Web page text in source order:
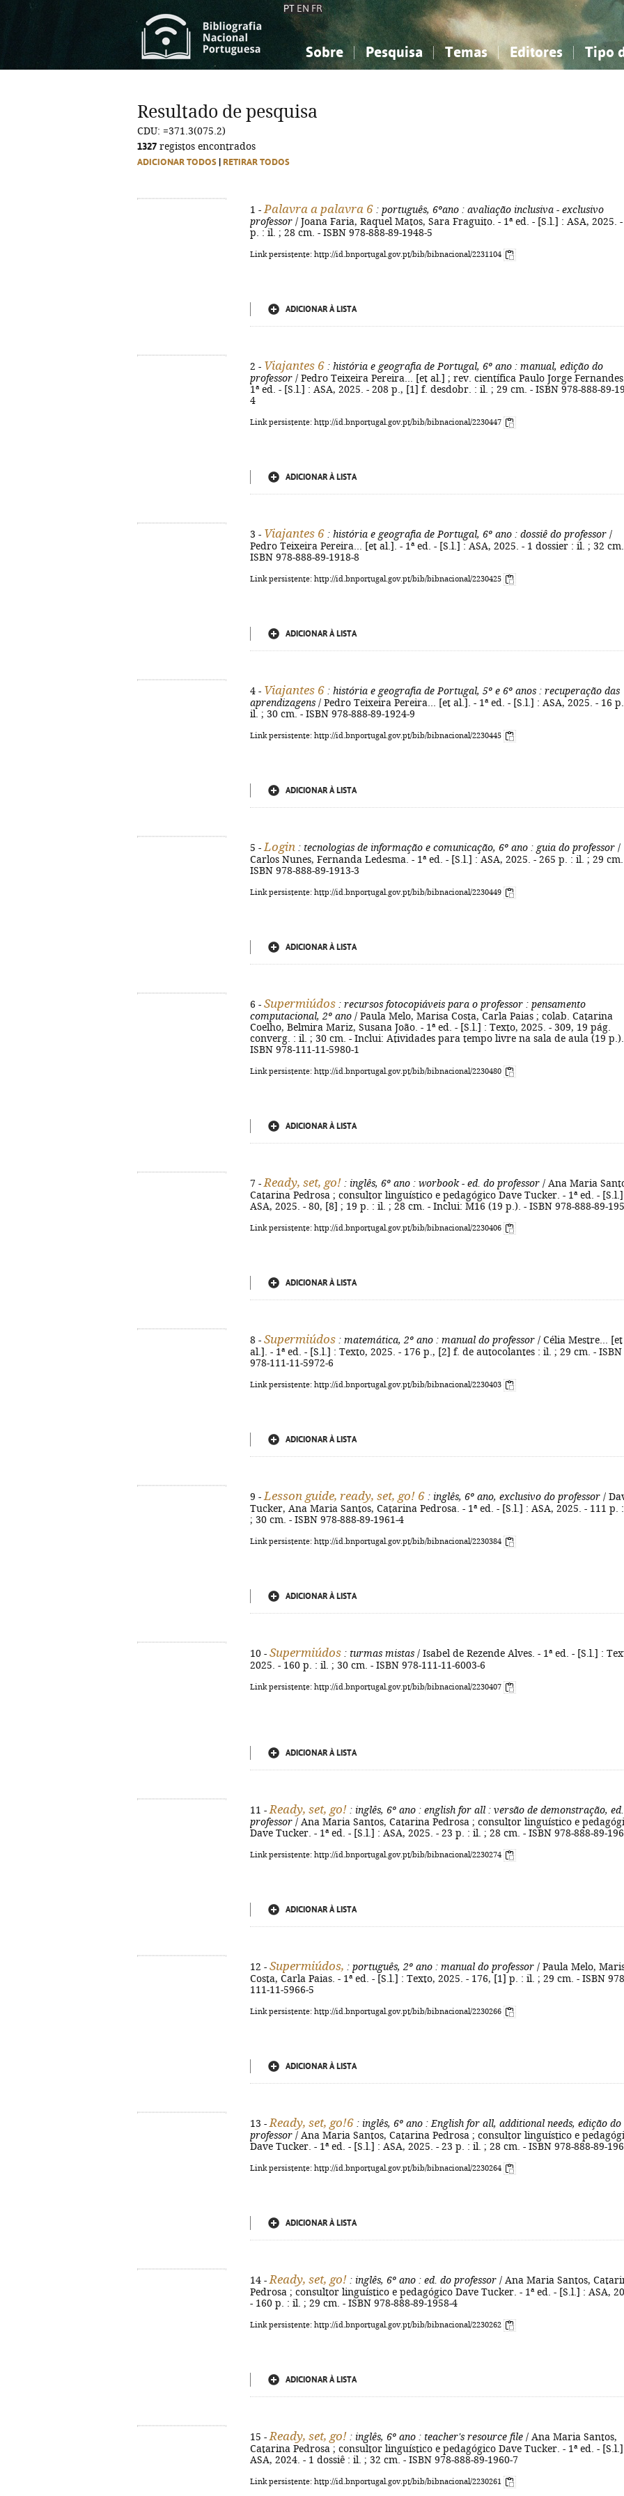
PT EN FR
Sobre Pesquisa Temas
Ciências sociais...
Editores Tipo
Ciências sociais...
Resultado de pesquisa
CDU: =371.3(075.2)
1327 registos encontrados
ADICIONAR TODOS RETIRAR TODOS
1 - Palavra a palavra 6 : português, 6ºano : avaliação inclusiva - exclusivo
professor / Joana Faria, Raquel Matos, Sara Fraguito. - 1ª ed. - [S.l.] : ASA, 2025.
p. : il. ; 28 cm. - ISBN 978-888-89-1948-5
Link persistente: http://id.bnportugal.gov.pt/bib/bibnacional/2231104
ADICIONAR À LISTA
2 - Viajantes 6 : história e geografia de Portugal, 6º ano : manual, edição do
professor / Pedro Teixeira Pereira... [et al.] ; rev. científica Paulo Jorge
1ª ed. - [S.l.] : ASA, 2025. - 208 p., [1] f. desdobr. : il. ; 29 cm. - ISBN 978-888-89-
4
Link persistente: http://id.bnportugal.gov.pt/bib/bibnacional/2230447
ADICIONAR À LISTA
3 - Viajantes 6 : história e geografia de Portugal, 6º ano : dossiê do professor /
Pedro Teixeira Pereira... [et al.]. - 1ª ed. - [S.l.] : ASA, 2025. - 1 dossier : il. ; 32
ISBN 978-888-89-1918-8
Link persistente: http://id.bnportugal.gov.pt/bib/bibnacional/2230425
ADICIONAR À LISTA
4 - Viajantes 6 : história e geografia de Portugal, 5º e 6º anos : recuperação das
aprendizagens / Pedro Teixeira Pereira... [et al.]. - 1ª ed. - [S.l.] : ASA, 2025. - 16
il. ; 30 cm. - ISBN 978-888-89-1924-9
Link persistente: http://id.bnportugal.gov.pt/bib/bibnacional/2230445
ADICIONAR À LISTA
5 - Login : tecnologias de informação e comunicação, 6º ano : guia do professor /
Carlos Nunes, Fernanda Ledesma. - 1ª ed. - [S.l.] : ASA, 2025. - 265 p. : il. ; 29
ISBN 978-888-89-1913-3
Link persistente: http://id.bnportugal.gov.pt/bib/bibnacional/2230449
ADICIONAR À LISTA
6 - Supermiúdos : recursos fotocopiáveis para o professor : pensamento
computacional, 2º ano / Paula Melo, Marisa Costa, Carla Paias ; colab. Catarina
Coelho, Belmira Mariz, Susana João. - 1ª ed. - [S.l.] : Texto, 2025. - 309, 19 pág.
converg. : il. ; 30 cm. - Inclui: Atividades para tempo livre na sala de aula (19
ISBN 978-111-11-5980-1
Link persistente: http://id.bnportugal.gov.pt/bib/bibnacional/2230480
ADICIONAR À LISTA
7 - Ready, set, go! : inglês, 6º ano : worbook - ed. do professor / Ana Maria
Catarina Pedrosa ; consultor linguístico e pedagógico Dave Tucker. - 1ª ed. -
ASA, 2025. - 80, [8] ; 19 p. : il. ; 28 cm. - Inclui: M16 (19 p.). - ISBN 978-888-89-
Link persistente: http://id.bnportugal.gov.pt/bib/bibnacional/2230406
ADICIONAR À LISTA
8 - Supermiúdos : matemática, 2º ano : manual do professor / Célia Mestre... [et
al.]. - 1ª ed. - [S.l.] : Texto, 2025. - 176 p., [2] f. de autocolantes : il. ; 29 cm. - ISBN
978-111-11-5972-6
Link persistente: http://id.bnportugal.gov.pt/bib/bibnacional/2230403
ADICIONAR À LISTA
9 - Lesson guide, ready, set, go! 6 : inglês, 6º ano, exclusivo do professor /
Tucker, Ana Maria Santos, Catarina Pedrosa. - 1ª ed. - [S.l.] : ASA, 2025. - 111 p. :
; 30 cm. - ISBN 978-888-89-1961-4
Link persistente: http://id.bnportugal.gov.pt/bib/bibnacional/2230384
ADICIONAR À LISTA
10 - Supermiúdos : turmas mistas / Isabel de Rezende Alves. - 1ª ed. - [S.l.] :
2025. - 160 p. : il. ; 30 cm. - ISBN 978-111-11-6003-6
Link persistente: http://id.bnportugal.gov.pt/bib/bibnacional/2230407
ADICIONAR À LISTA
11 - Ready, set, go! : inglês, 6º ano : english for all : versão de demonstração,
professor / Ana Maria Santos, Catarina Pedrosa ; consultor linguístico e
Dave Tucker. - 1ª ed. - [S.l.] : ASA, 2025. - 23 p. : il. ; 28 cm. - ISBN 978-888-89-
Link persistente: http://id.bnportugal.gov.pt/bib/bibnacional/2230274
ADICIONAR À LISTA
12 - Supermiúdos, : português, 2º ano : manual do professor / Paula Melo,
Costa, Carla Paias. - 1ª ed. - [S.l.] : Texto, 2025. - 176, [1] p. : il. ; 29 cm. - ISBN
111-11-5966-5
Link persistente: http://id.bnportugal.gov.pt/bib/bibnacional/2230266
ADICIONAR À LISTA
13 - Ready, set, go!6 : inglês, 6º ano : English for all, additional needs, edição do
professor / Ana Maria Santos, Catarina Pedrosa ; consultor linguístico e
Dave Tucker. - 1ª ed. - [S.l.] : ASA, 2025. - 23 p. : il. ; 28 cm. - ISBN 978-888-89-
Link persistente: http://id.bnportugal.gov.pt/bib/bibnacional/2230264
ADICIONAR À LISTA
14 - Ready, set, go! : inglês, 6º ano : ed. do professor / Ana Maria Santos,
Pedrosa ; consultor linguístico e pedagógico Dave Tucker. - 1ª ed. - [S.l.] : ASA,
- 160 p. : il. ; 29 cm. - ISBN 978-888-89-1958-4
Link persistente: http://id.bnportugal.gov.pt/bib/bibnacional/2230262
ADICIONAR À LISTA
15 - Ready, set, go! : inglês, 6º ano : teacher's resource file / Ana Maria Santos,
Catarina Pedrosa ; consultor linguístico e pedagógico Dave Tucker. - 1ª ed. -
ASA, 2024. - 1 dossiê : il. ; 32 cm. - ISBN 978-888-89-1960-7
Link persistente: http://id.bnportugal.gov.pt/bib/bibnacional/2230261